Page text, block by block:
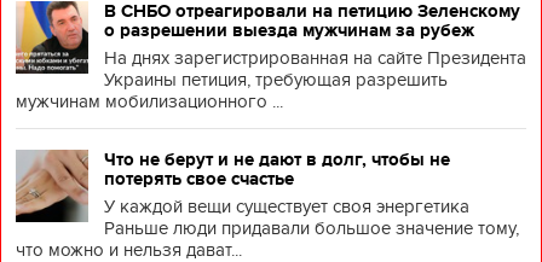
В СНБО отреагировали на петицию Зеленскому
о разрешении выезда мужчинам за рубеж
На днях зарегистрированная на сайте Президента
Украины петиция, требующая разрешить
мужчинам мобилизационного ...
Что не берут и не дают в долг, чтобы не
потерять свое счастье
У каждой вещи существует своя энергетика
Раньше люди придавали большое значение тому,
что можно и нельзя дават...